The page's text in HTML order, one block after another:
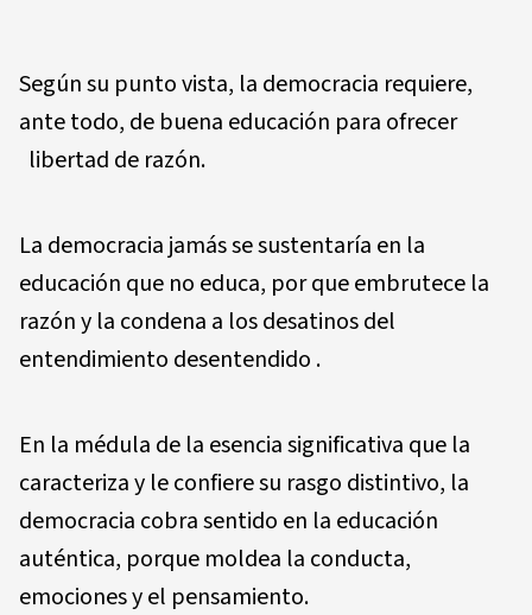
Según su punto vista, la democracia requiere,
ante todo, de buena educación para ofrecer
libertad de razón.
La democracia jamás se sustentaría en la
educación que no educa, por que embrutece la
razón y la condena a los desatinos del
entendimiento desentendido .
En la médula de la esencia significativa que la
caracteriza y le confiere su rasgo distintivo, la
democracia cobra sentido en la educación
auténtica, porque moldea la conducta,
emociones y el pensamiento.